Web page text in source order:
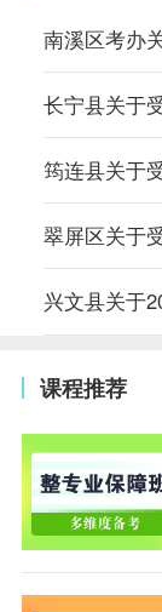
课程推荐